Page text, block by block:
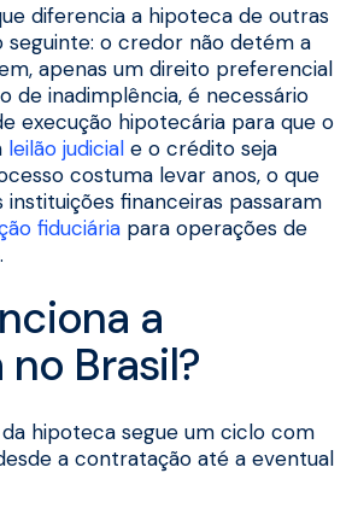
diferencia a hipoteca de outras
seguinte: o credor não detém a
apenas um direito preferencial
de inadimplência, é necessário
execução hipotecária para que o
leilão judicial e o crédito seja
costuma levar anos, o que
instituições financeiras passaram
fiduciária para operações de
a
Brasil?
hipoteca segue um ciclo com
a contratação até a eventual